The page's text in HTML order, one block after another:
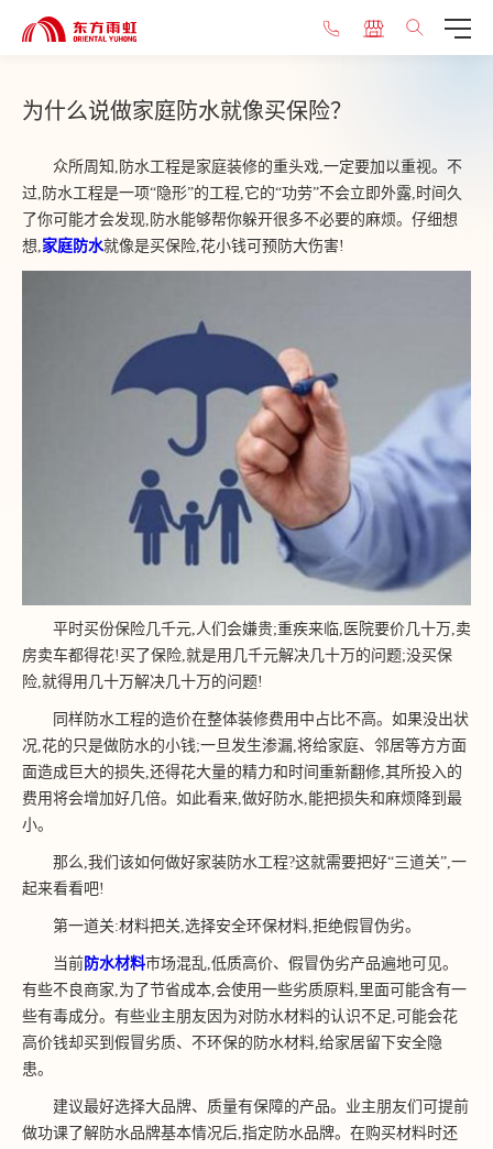
为什么说做家庭防水就像买保险？
众所周知,防水工程是家庭装修的重头戏,一定要加以重视。不
过,防水工程是一项“隐形”的工程,它的“功劳”不会立即外露,时间久
了你可能才会发现,防水能够帮你躲开很多不必要的麻烦。仔细想
想,家庭防水就像是买保险,花小钱可预防大伤害!
平时买份保险几千元,人们会嫌贵;重疾来临,医院要价几十万,卖
房卖车都得花!买了保险,就是用几千元解决几十万的问题;没买保
险,就得用几十万解决几十万的问题!
同样防水工程的造价在整体装修费用中占比不高。如果没出状
况,花的只是做防水的小钱;一旦发生渗漏,将给家庭、邻居等方方面
面造成巨大的损失,还得花大量的精力和时间重新翻修,其所投入的
费用将会增加好几倍。如此看来,做好防水,能把损失和麻烦降到最
小。
那么,我们该如何做好家装防水工程?这就需要把好“三道关”,一
起来看看吧!
第一道关:材料把关,选择安全环保材料,拒绝假冒伪劣。
当前防水材料市场混乱,低质高价、假冒伪劣产品遍地可见。
有些不良商家,为了节省成本,会使用一些劣质原料,里面可能含有一
些有毒成分。有些业主朋友因为对防水材料的认识不足,可能会花
高价钱却买到假冒劣质、不环保的防水材料,给家居留下安全隐
患。
建议最好选择大品牌、质量有保障的产品。业主朋友们可提前
做功课了解防水品牌基本情况后,指定防水品牌。在购买材料时还